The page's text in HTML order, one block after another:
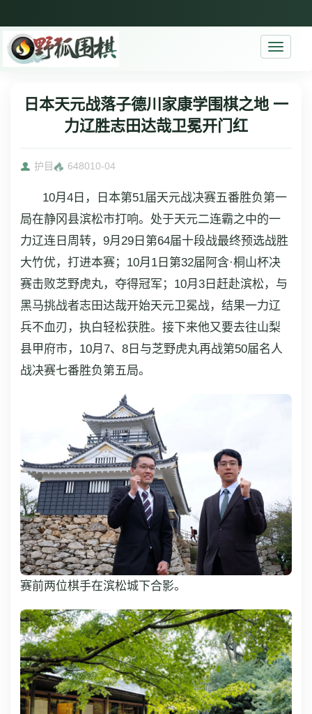
Toggle
日本天元战落子德川家康学围棋之地 一
力辽胜志田达哉卫冕开门红
护目 648010-04
10月4日，日本第51届天元战决赛五番胜负第一
局在静冈县滨松市打响。处于天元二连霸之中的一
力辽连日周转，9月29日第64届十段战最终预选战胜
大竹优，打进本赛；10月1日第32届阿含·桐山杯决
赛击败芝野虎丸，夺得冠军；10月3日赶赴滨松，与
黑马挑战者志田达哉开始天元卫冕战，结果一力辽
兵不血刃，执白轻松获胜。接下来他又要去往山梨
县甲府市，10月7、8日与芝野虎丸再战第50届名人
战决赛七番胜负第五局。
赛前两位棋手在滨松城下合影。